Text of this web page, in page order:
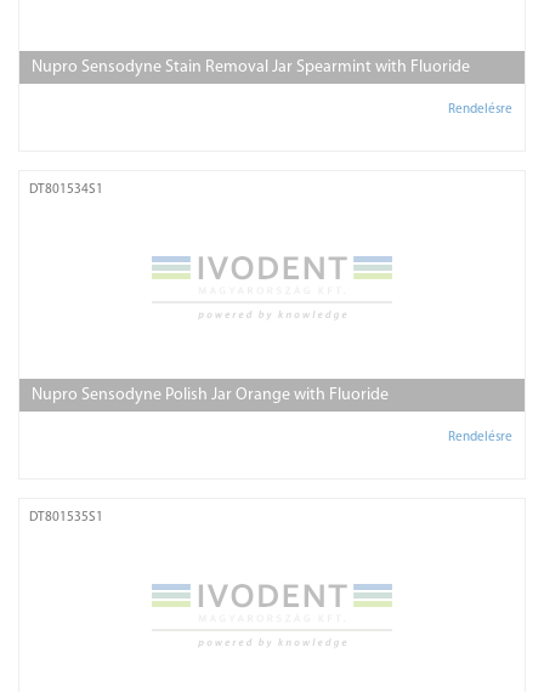
Nupro Sensodyne Stain Removal Jar Spearmint with Fluoride
Rendelésre
DT801534S1
Nupro Sensodyne Polish Jar Orange with Fluoride
Rendelésre
DT801535S1